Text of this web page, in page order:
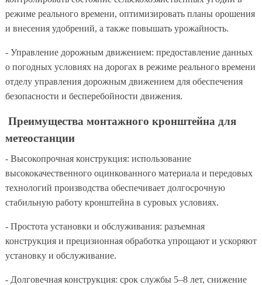
режиме реального времени, оптимизировать планы орошения
и внесения удобрений, а также повышать урожайность.
- Управление дорожным движением: предоставление данных
о погодных условиях на дорогах в режиме реального времени
отделу управления дорожным движением для обеспечения
безопасности и бесперебойности движения.
Преимущества монтажного кронштейна для
метеостанции
- Высокопрочная конструкция: использование
высококачественного оцинкованного материала и передовых
технологий производства обеспечивает долгосрочную
стабильную работу кронштейна в суровых условиях.
- Простота установки и обслуживания: разъемная
конструкция и прецизионная обработка упрощают и ускоряют
установку и обслуживание.
- Долговечная конструкция: срок службы 5–8 лет, снижение